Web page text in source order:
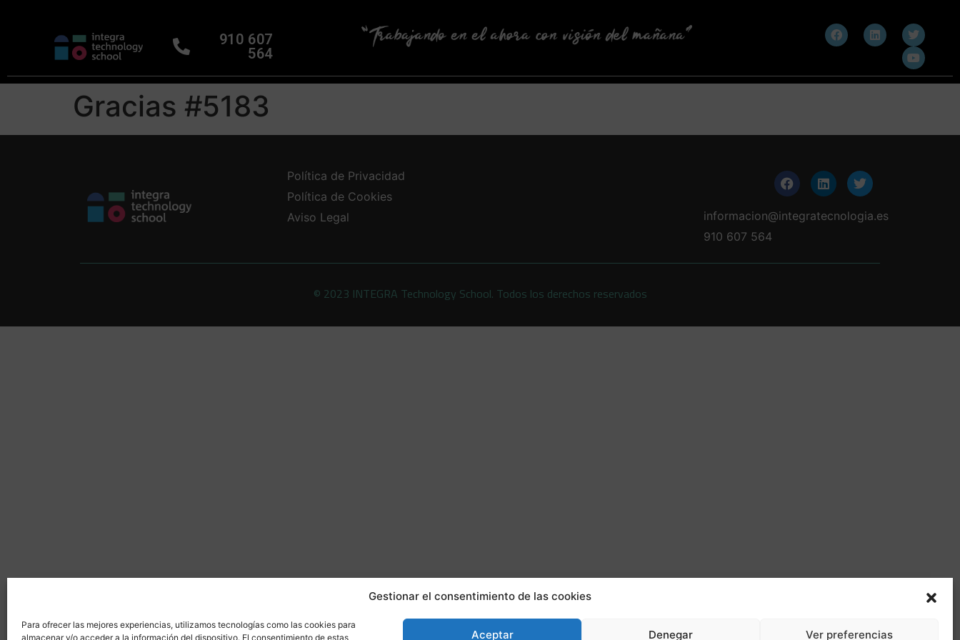
Gestionar el consentimiento de las cookies
Para ofrecer las mejores experiencias, utilizamos tecnologías como las cookies para
almacenar y/o acceder a la información del dispositivo. El consentimiento de estas
Aceptar Denegar Ver preferencias
910 607
564
Gracias #5183
Política de Privacidad
Política de Cookies
Aviso Legal
informacion@integratecnologia.es
910 607 564
© 2023 INTEGRA Technology School. Todos los derechos reservados